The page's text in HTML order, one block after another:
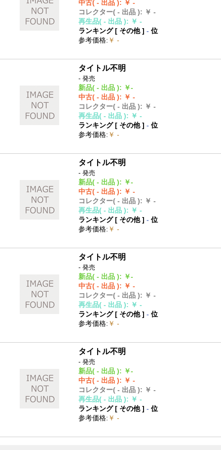
中古( - 出品 ): ￥ -
コレクター( - 出品 ): ￥ -
再生品( - 出品 ): ￥ -
ランキング [ その他]- 位
参考価格: ￥ -
タイトル不明
- 発売
新品( - 出品 ): ￥-
中古( - 出品 ): ￥ -
コレクター( - 出品 ): ￥ -
再生品( - 出品 ): ￥ -
ランキング [ その他]- 位
参考価格: ￥ -
タイトル不明
- 発売
新品( - 出品 ): ￥-
中古( - 出品 ): ￥ -
コレクター( - 出品 ): ￥ -
再生品( - 出品 ): ￥ -
ランキング [ その他]- 位
参考価格: ￥ -
タイトル不明
- 発売
新品( - 出品 ): ￥-
中古( - 出品 ): ￥ -
コレクター( - 出品 ): ￥ -
再生品( - 出品 ): ￥ -
ランキング [ その他]- 位
参考価格: ￥ -
タイトル不明
- 発売
新品( - 出品 ): ￥-
中古( - 出品 ): ￥ -
コレクター( - 出品 ): ￥ -
再生品( - 出品 ): ￥ -
ランキング [ その他]- 位
参考価格: ￥ -